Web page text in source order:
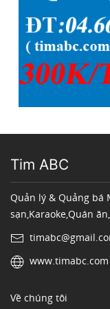
Tim ABC
Quản lý & Quảng bá
sạn,Karaoke,Quán
www.timabc.com
Về chúng tôi